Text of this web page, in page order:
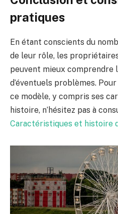
pratiques
En étant conscients du
de leur rôle, les
peuvent mieux
d’éventuels problèmes.
ce modèle, y compris ses
histoire, n’hésitez pas à
Caractéristiques et histoire